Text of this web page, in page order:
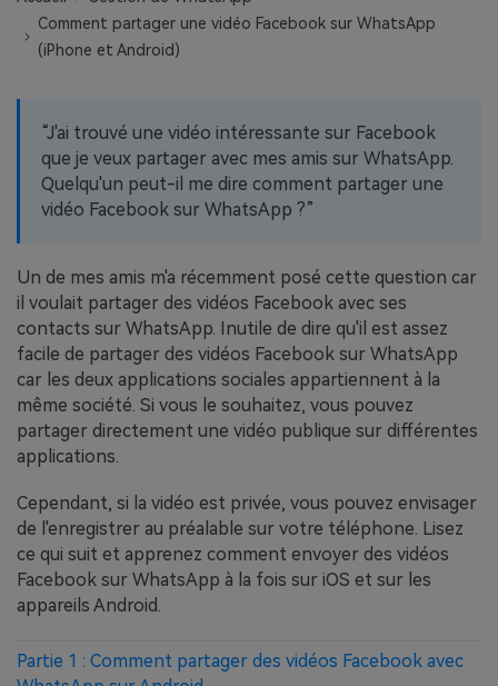
EXPLOREZ PLUS DE SUJETS
Plan Éducation
Comment partager une vidéo Facebook sur WhatsApp
(iPhone et Android)
“J'ai trouvé une vidéo intéressante sur Facebook
que je veux partager avec mes amis sur WhatsApp.
Quelqu'un peut-il me dire comment partager une
vidéo Facebook sur WhatsApp ?”
Un de mes amis m'a récemment posé cette question car
il voulait partager des vidéos Facebook avec ses
contacts sur WhatsApp. Inutile de dire qu'il est assez
facile de partager des vidéos Facebook sur WhatsApp
car les deux applications sociales appartiennent à la
même société. Si vous le souhaitez, vous pouvez
partager directement une vidéo publique sur différentes
applications.
Cependant, si la vidéo est privée, vous pouvez envisager
de l'enregistrer au préalable sur votre téléphone. Lisez
ce qui suit et apprenez comment envoyer des vidéos
Facebook sur WhatsApp à la fois sur iOS et sur les
appareils Android.
Partie 1 : Comment partager des vidéos Facebook avec